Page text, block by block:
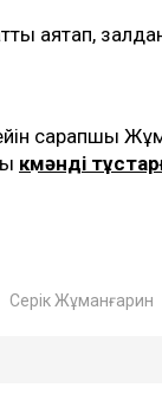
аяқтап,
сарапшы
күмәнді
Серік Жұманғарин